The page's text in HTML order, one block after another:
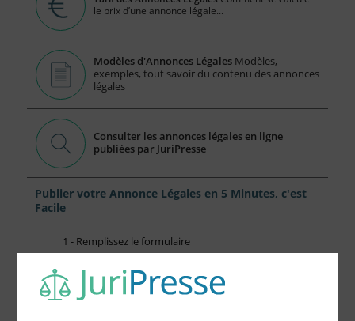
le prix d’une annonce légale...
Modèles d'Annonces Légales Modèles,
exemples, tout savoir du contenu des annonces
légales
Consulter les annonces légales en ligne
publiées par JuriPresse
Publier votre Annonce Légales en 5 Minutes, c'est
Facile
1 - Remplissez le formulaire
3 - Réglez et recevez par mail votre attestation